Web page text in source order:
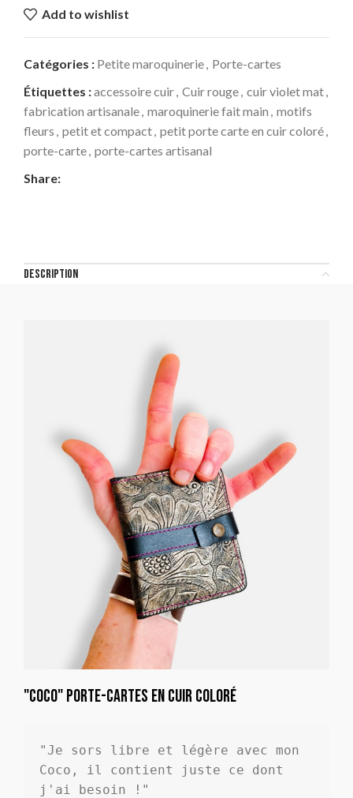
Add to wishlist
Catégories : Petite maroquinerie Porte-cartes
Étiquettes :accessoire cuir Cuir rouge cuir violet mat
fabrication artisanale maroquinerie fait main motifs
fleurs petit et compact petit porte carte en cuir coloré
porte-carte porte-cartes artisanal
Share:
DESCRIPTION
"Coco" porte-cartes en cuir coloré
"Je sors libre et légère avec mon
Coco, il contient juste ce dont
j'ai besoin !"